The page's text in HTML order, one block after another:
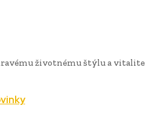
životnému štýlu a vitalite